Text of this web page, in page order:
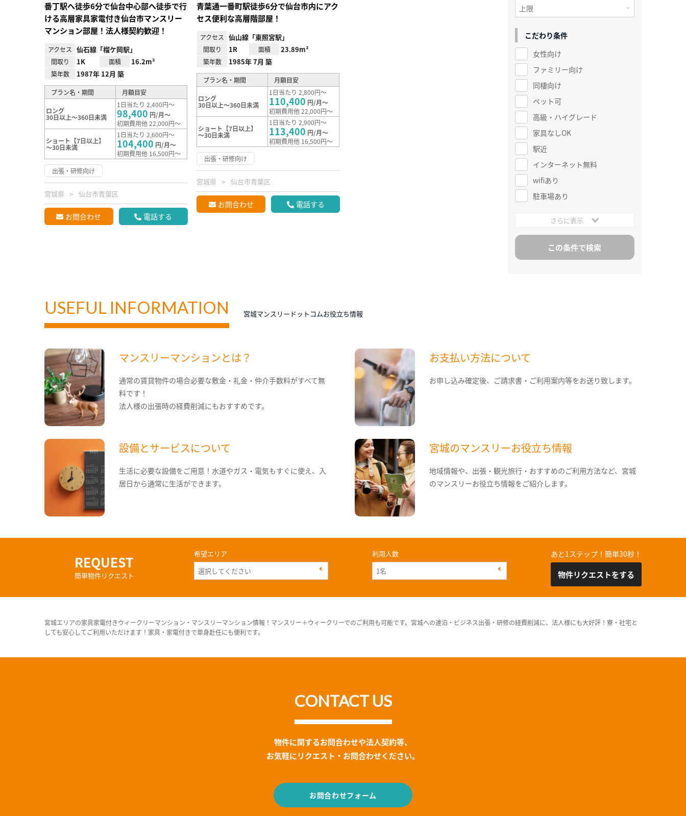
番丁駅へ徒歩6分で仙台中心部へ徒歩で行
ける高層家具家電付き仙台市マンスリー
マンション部屋！法人様契約歓迎！
アクセス 仙石線「榴ケ岡駅」
間取り 1K 面積 16.2m²
築年数 1987年 12月 築
プラン名・期間 月額目安
ロング
30日以上～360日未満
1日当たり 2,400円～
98,400 円/月～
初期費用他 22,000円～
ショート【7日以上】
～30日未満
1日当たり 2,600円～
104,400 円/月～
初期費用他 16,500円～
出張・研修向け
宮城県 仙台市青葉区
お問合わせ 電話する
青葉通一番町駅徒歩6分で仙台市内にアク
セス便利な高層階部屋！
アクセス 仙山線「東照宮駅」
間取り 1R 面積 23.89m²
築年数 1985年 7月 築
プラン名・期間 月額目安
ロング
30日以上～360日未満
1日当たり 2,800円～
110,400 円/月～
初期費用他 22,000円～
ショート【7日以上】
～30日未満
1日当たり 2,900円～
113,400 円/月～
初期費用他 16,500円～
出張・研修向け
宮城県 仙台市青葉区
お問合わせ 電話する
こだわり条件
女性向け
ファミリー向け
同棲向け
ペット可
高級・ハイグレード
家具なしOK
駅近
インターネット無料
wifiあり
駐車場あり
さらに表示
USEFUL INFORMATION 宮城マンスリードットコムお役立ち情報
マンスリーマンションとは？
通常の賃貸物件の場合必要な敷金・礼金・仲介手数料がすべて無
料です！
法人様の出張時の経費削減にもおすすめです。
お支払い方法について
お申し込み確定後、ご請求書・ご利用案内等をお送り致します。
設備とサービスについて
生活に必要な設備をご用意！水道やガス・電気もすぐに使え、入
居日から通常に生活ができます。
宮城のマンスリーお役立ち情報
地域情報や、出張・観光旅行・おすすめのご利用方法など、宮城
のマンスリーお役立ち情報をご紹介します。
REQUEST
簡単物件リクエスト
希望エリア 利用人数 あと1ステップ！簡単30秒！
物件リクエストをする
宮城エリアの家具家電付きウィークリーマンション・マンスリーマンション情報！マンスリー＋ウィークリーでのご利用も可能です。宮城への連泊・ビジネス出張・研修の経費削減に、法人様にも大好評！寮・社宅と
しても安心してご利用いただけます！家具・家電付きで単身赴任にも便利です。
CONTACT US
物件に関するお問合わせや法人契約等、
お気軽にリクエスト・お問合わせください。
お問合わせフォーム